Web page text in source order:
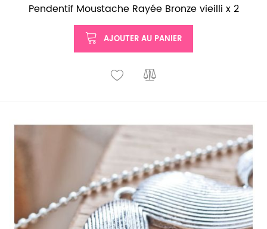
Pendentif Moustache Rayée Bronze vieilli x 2
AJOUTER AU PANIER